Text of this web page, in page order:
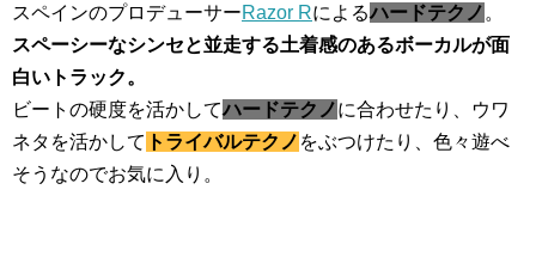
スペインのプロデューサーRazor Rによるハードテクノ 。
スペーシーなシンセと並走する土着感のあるボーカルが面
白いトラック。
ビートの硬度を活かしてハードテクノに合わせたり、ウワ
ネタを活かして トライバルテクノ をぶつけたり、色々遊べ
そうなのでお気に入り。